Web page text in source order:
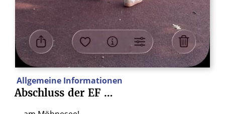
Allgemeine Informationen
Abschluss der EF …